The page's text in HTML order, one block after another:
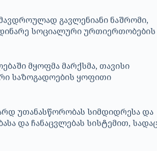
გავლენიანი ნაშრომი,
სოციალური ურთიერთობების
მყოფმა მარქსმა, თავისი
საზოგადოების ყოფითი
უთანასწორობას სიმდიდრესა და
და ჩანაცვლებას სისტემით,